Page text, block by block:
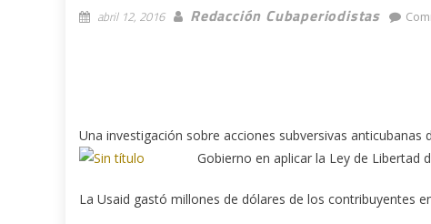
abril 12, 2016 Redacción Cubaperiodistas
Una investigación sobre acciones subversivas
Gobierno en aplicar la Ley de Libertad
La Usaid gastó millones de dólares de los contribuyentes